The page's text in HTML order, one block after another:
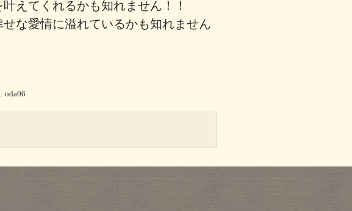
えてくれるかも知れません！！
な愛情に溢れているかも知れません
oda06